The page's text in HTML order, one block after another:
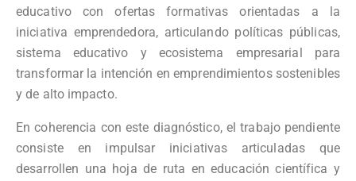
educativo con ofertas formativas orientadas a la
iniciativa emprendedora, articulando políticas públicas,
sistema educativo y ecosistema empresarial para
transformar la intención en emprendimientos sostenibles
y de alto impacto.
En coherencia con este diagnóstico, el trabajo pendiente
consiste en impulsar iniciativas articuladas que
desarrollen una hoja de ruta en educación científica y